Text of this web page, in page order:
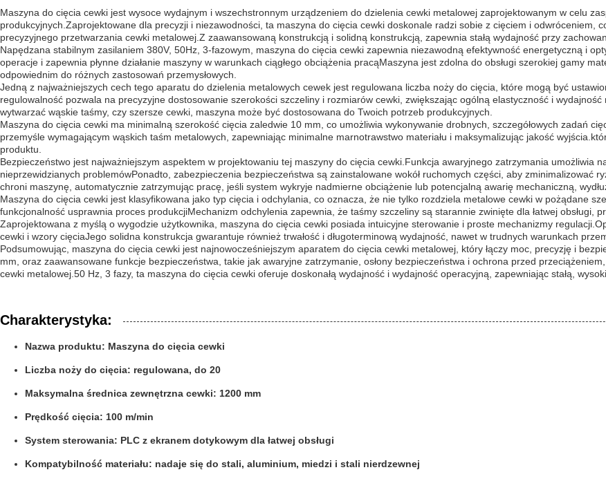
Maszyna do cięcia cewki jest wysoce wydajnym i wszechstronnym urządzeniem do dzielenia cewki metalowej zaprojektowanym w celu
produkcyjnych.Zaprojektowane dla precyzji i niezawodności, ta maszyna do cięcia cewki doskonale radzi sobie z cięciem i odwróceniem,
precyzyjnego przetwarzania cewki metalowej.Z zaawansowaną konstrukcją i solidną konstrukcją, zapewnia stałą wydajność przy
Napędzana stabilnym zasilaniem 380V, 50Hz, 3-fazowym, maszyna do cięcia cewki zapewnia niezawodną efektywność energetyczną i
operacje i zapewnia płynne działanie maszyny w warunkach ciągłego obciążenia pracąMaszyna jest zdolna do obsługi szerokiej gamy
odpowiednim do różnych zastosowań przemysłowych.
Jedną z najważniejszych cech tego aparatu do dzielenia metalowych cewek jest regulowana liczba noży do cięcia, które mogą być
regulowalność pozwala na precyzyjne dostosowanie szerokości szczeliny i rozmiarów cewki, zwiększając ogólną elastyczność i
wytwarzać wąskie taśmy, czy szersze cewki, maszyna może być dostosowana do Twoich potrzeb produkcyjnych.
Maszyna do cięcia cewki ma minimalną szerokość cięcia zaledwie 10 mm, co umożliwia wykonywanie drobnych, szczegółowych zadań
przemyśle wymagającym wąskich taśm metalowych, zapewniając minimalne marnotrawstwo materiału i maksymalizując jakość
produktu.
Bezpieczeństwo jest najważniejszym aspektem w projektowaniu tej maszyny do cięcia cewki.Funkcja awaryjnego zatrzymania umożliwia
nieprzewidzianych problemówPonadto, zabezpieczenia bezpieczeństwa są zainstalowane wokół ruchomych części, aby zminimalizować
chroni maszynę, automatycznie zatrzymując pracę, jeśli system wykryje nadmierne obciążenie lub potencjalną awarię mechaniczną,
Maszyna do cięcia cewki jest klasyfikowana jako typ cięcia i odchylania, co oznacza, że nie tylko rozdziela metalowe cewki w pożądane
funkcjonalność usprawnia proces produkcjiMechanizm odchylenia zapewnia, że taśmy szczeliny są starannie zwinięte dla łatwej obsługi,
Zaprojektowana z myślą o wygodzie użytkownika, maszyna do cięcia cewki posiada intuicyjne sterowanie i proste mechanizmy
cewki i wzory cięciaJego solidna konstrukcja gwarantuje również trwałość i długoterminową wydajność, nawet w trudnych warunkach
Podsumowując, maszyna do cięcia cewki jest najnowocześniejszym aparatem do cięcia cewki metalowej, który łączy moc, precyzję i
mm, oraz zaawansowane funkcje bezpieczeństwa, takie jak awaryjne zatrzymanie, osłony bezpieczeństwa i ochrona przed
cewki metalowej.50 Hz, 3 fazy, ta maszyna do cięcia cewki oferuje doskonałą wydajność i wydajność operacyjną, zapewniając stałą,
Charakterystyka:
Nazwa produktu: Maszyna do cięcia cewki
Liczba noży do cięcia: regulowana, do 20
Maksymalna średnica zewnętrzna cewki: 1200 mm
Prędkość cięcia: 100 m/min
System sterowania: PLC z ekranem dotykowym dla łatwej obsługi
Kompatybilność materiału: nadaje się do stali, aluminium, miedzi i stali nierdzewnej